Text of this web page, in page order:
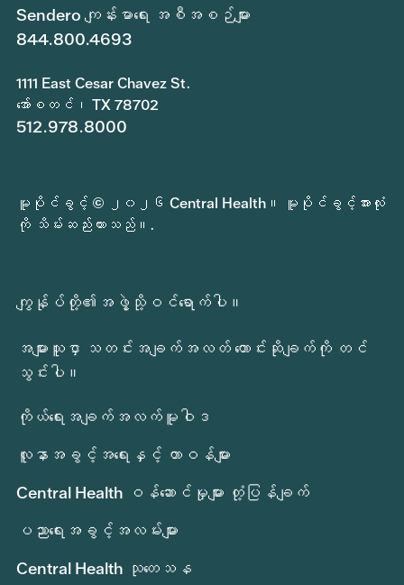
Sendero ကျန်းမာရေး အစီအစဉ်များ
844.800.4693
1111 East Cesar Chavez St.
အော်စတင်၊ TX 78702
512.978.8000
မူပိုင်ခွင့် © ၂၀၂၆ Central Health။ မူပိုင်ခွင့်အားလုံး
ကို သိမ်းဆည်းထားသည်။.
ကျွန်ုပ်တို့၏အဖွဲ့သို့ဝင်ရောက်ပါ။
အများသူငှာ သတင်းအချက်အလတ် တောင်းဆိုချက်ကို တင်
သွင်းပါ။
ကိုယ်ရေးအချက်အလက်မူဝါဒ
လူနာအခွင့်အရေးနှင့် တာဝန်များ
Central Health ဝန်ဆောင်မှုများ တုံ့ပြန်ချက်
ပညာရေးအခွင့်အလမ်းများ
Central Health သုတေသန